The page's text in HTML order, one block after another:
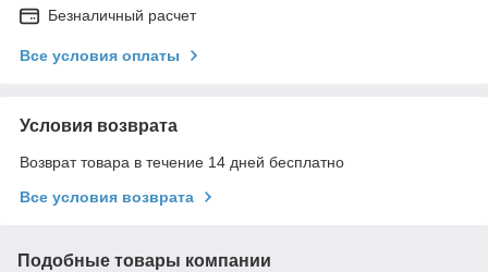
Безналичный расчет
Все условия оплаты
Условия возврата
Возврат товара в течение 14 дней бесплатно
Все условия возврата
Подобные товары компании